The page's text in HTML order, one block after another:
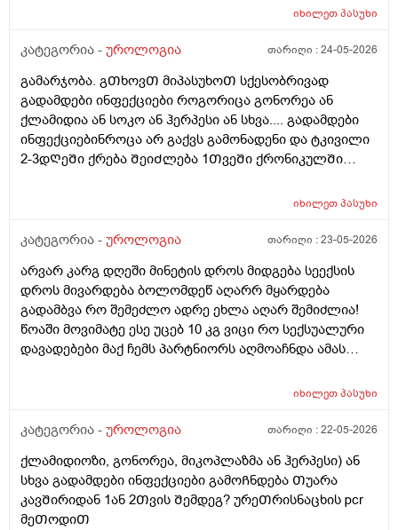
იხილეთპასუხი
კატეგორია - უროლოგია თარიღი :24-05-2026
გამარჯობა. გᲗხოვᲗ მიპასუხოᲗ სქესობრივად
გადამდები ინფექციები როგორიცა გონორეა ან
ქლამიდია ან სოკო ან ჰერპესი ან სხვა.... გადამდები
ინფექციებინროცა არ გაქვს გამონადენი და ტკივილი
2-3დᲦეᲨი ქრება ᲨეიᲫლება 1ᲗვეᲨი ქრონიკულᲨი
იხილეთპასუხი
კატეგორია - უროლოგია თარიღი :23-05-2026
არვარ კარგ დღეში მინეტის დროს მიდგება სეექსის
დროს მივარდება ბოლომდეწ აღარრ მყარდება
გადამბვა რო შემეძლო ადრე ეხლა აღარ შემიძლია!
წოაში მოვიმატე ესე უცებ 10 კგ ვიცი რო სექსუალური
დავადებები მაქ ჩემს პარტნიორს აღმოაჩნდა ამას
დამიჯდეება ანალიევი ექიმთან ვიზიდი რო ვიცოდე ამ
იხილეთპასუხი
კატეგორია - უროლოგია თარიღი :22-05-2026
ქლამიდიოზი, გონორეა, მიკოპლაზმა ან ჰერპესი) ან
სხვა გადამდები ინფექციები გამოᲩნდება Თუარა
კავᲨირიდან 1ან 2Თვის Შემდეგ? ურეᲗრისნაცხის pcr
მეᲗოდიᲗ